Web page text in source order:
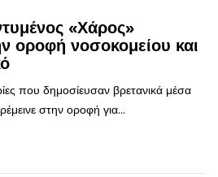
«Χάρος»
οροφή νοσοκομείου και
που δημοσίευσαν βρετανικά μέσα
στην οροφή για...